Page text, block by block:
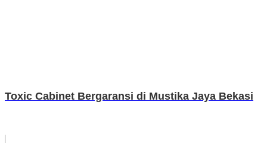
Toxic Cabinet Bergaransi di Mustika Jaya Bekasi